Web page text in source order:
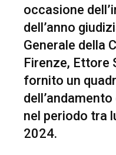
occasione
dell’anno
Generale della
Firenze, Ettore
fornito un
nel periodo tra
2024.